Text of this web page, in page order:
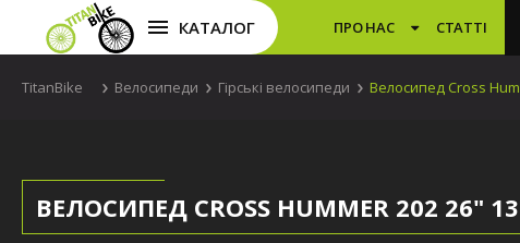
КАТАЛОГ ПРО НАС СТАТТІ
TitanBike Велосипеди Гірські велосипеди Велосипед Cross
ВЕЛОСИПЕД CROSS HUMMER 202